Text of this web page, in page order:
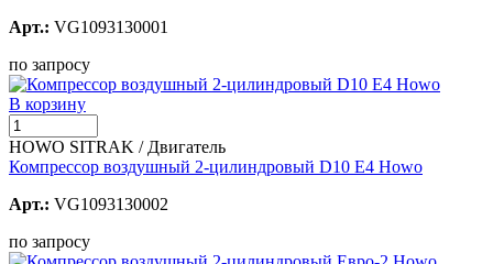
Арт.: VG1093130001
по запросу
В корзину
HOWO SITRAK / Двигатель
Компрессор воздушный 2-цилиндровый D10 E4 Howo
Арт.: VG1093130002
по запросу